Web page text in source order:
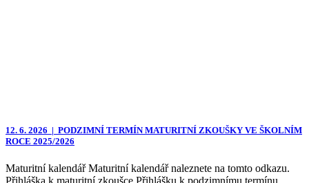
12. 6. 2026 | PODZIMNÍ TERMÍN MATURITNÍ ZKOUŠKY VE ŠKOLNÍM
ROCE 2025/2026
Maturitní kalendář Maturitní kalendář naleznete na tomto odkazu.
Přihláška k maturitní zkoušce Přihlášku k podzimnímu termínu